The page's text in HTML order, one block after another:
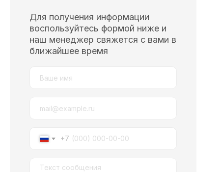
Для получения информации
воспользуйтесь формой ниже и
наш менеджер свяжется с вами в
ближайшее время
+7